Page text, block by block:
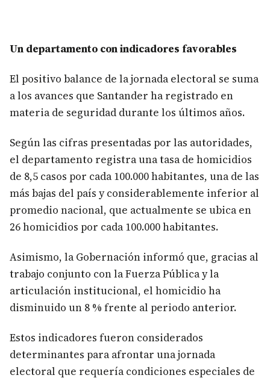
Un departamento con indicadores favorables
El positivo balance de la jornada electoral se suma
a los avances que Santander ha registrado en
materia de seguridad durante los últimos años.
Según las cifras presentadas por las autoridades,
el departamento registra una tasa de homicidios
de 8,5 casos por cada 100.000 habitantes, una de las
más bajas del país y considerablemente inferior al
promedio nacional, que actualmente se ubica en
26 homicidios por cada 100.000 habitantes.
Asimismo, la Gobernación informó que, gracias al
trabajo conjunto con la Fuerza Pública y la
articulación institucional, el homicidio ha
disminuido un 8 % frente al periodo anterior.
Estos indicadores fueron considerados
determinantes para afrontar una jornada
electoral que requería condiciones especiales de